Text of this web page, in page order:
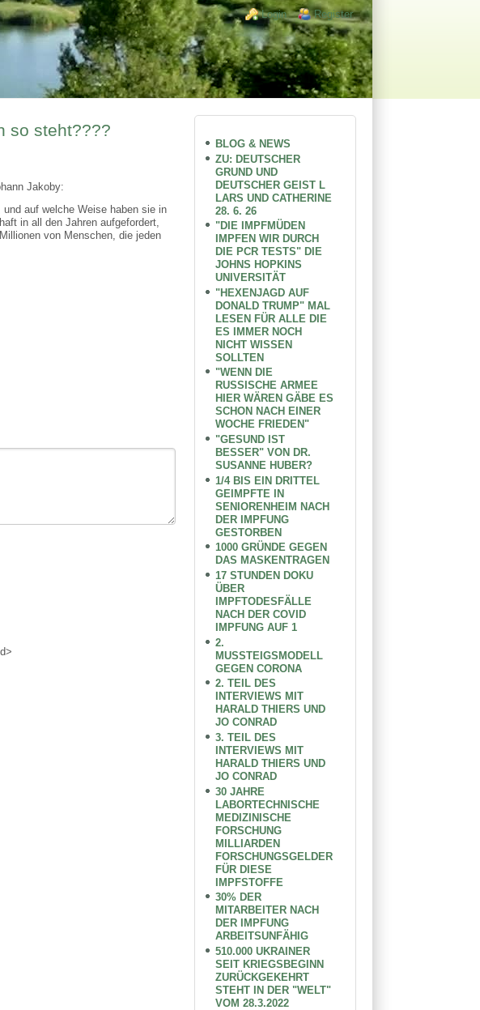
Login links
Login Register
so steht????
Jakoby:
auf welche Weise haben sie in
in all den Jahren aufgefordert,
von Menschen, die jeden
BLOG & NEWS
ZU: DEUTSCHER
GRUND UND
DEUTSCHER GEIST L
LARS UND CATHERINE
28. 6. 26
"DIE IMPFMÜDEN
IMPFEN WIR DURCH
DIE PCR TESTS" DIE
JOHNS HOPKINS
UNIVERSITÄT
"HEXENJAGD AUF
DONALD TRUMP" MAL
LESEN FÜR ALLE DIE
ES IMMER NOCH
NICHT WISSEN
SOLLTEN
"WENN DIE
RUSSISCHE ARMEE
HIER WÄREN GÄBE ES
SCHON NACH EINER
WOCHE FRIEDEN"
"GESUND IST
BESSER" VON DR.
SUSANNE HUBER?
1/4 BIS EIN DRITTEL
GEIMPFTE IN
SENIORENHEIM NACH
DER IMPFUNG
GESTORBEN
1000 GRÜNDE GEGEN
DAS MASKENTRAGEN
17 STUNDEN DOKU
ÜBER
IMPFTODESFÄLLE
NACH DER COVID
IMPFUNG AUF 1
2.
MUSSTEIGSMODELL
GEGEN CORONA
2. TEIL DES
INTERVIEWS MIT
HARALD THIERS UND
JO CONRAD
3. TEIL DES
INTERVIEWS MIT
HARALD THIERS UND
JO CONRAD
30 JAHRE
LABORTECHNISCHE
MEDIZINISCHE
FORSCHUNG
MILLIARDEN
FORSCHUNGSGELDER
FÜR DIESE
IMPFSTOFFE
30% DER
MITARBEITER NACH
DER IMPFUNG
ARBEITSUNFÄHIG
510.000 UKRAINER
SEIT KRIEGSBEGINN
ZURÜCKGEKEHRT
STEHT IN DER "WELT"
VOM 28.3.2022